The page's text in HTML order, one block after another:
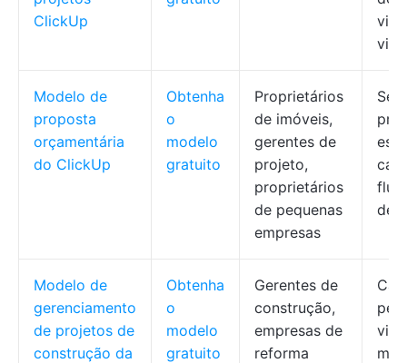
ClickUp
Modelo de
proposta
orçamentária
do ClickUp
Obtenha
o
modelo
gratuito
Proprietários
de imóveis,
gerentes de
projeto,
proprietários
de pequenas
empresas
de
Modelo de
gerenciamento
de projetos de
construção da
Obtenha
o
modelo
gratuito
Gerentes de
construção,
empresas de
reforma